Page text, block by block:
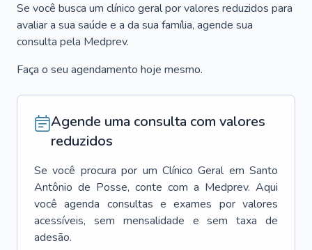
Se você busca um clínico geral por valores reduzidos para
avaliar a sua saúde e a da sua família, agende sua
consulta pela Medprev.
Faça o seu agendamento hoje mesmo.
Agende uma consulta com valores
reduzidos
Se você procura por um Clínico Geral em Santo
Antônio de Posse, conte com a Medprev. Aqui
você agenda consultas e exames por valores
acessíveis, sem mensalidade e sem taxa de
adesão.